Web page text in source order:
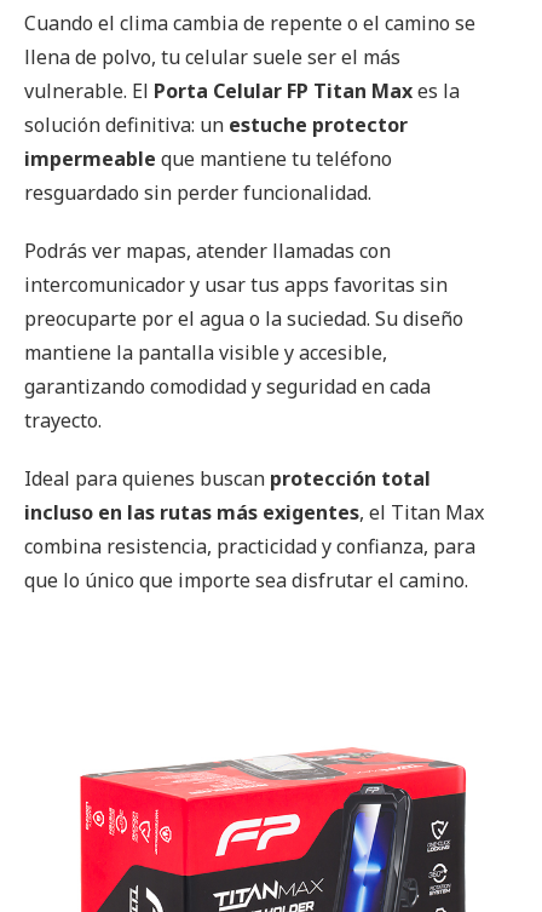
Cuando el clima cambia de repente o el camino se
llena de polvo, tu celular suele ser el más
vulnerable. El Porta Celular FP Titan Maxes la
solución definitiva: un estuche protector
impermeable que mantiene tu teléfono
resguardado sin perder funcionalidad.
Podrás ver mapas, atender llamadas con
intercomunicador y usar tus apps favoritas sin
preocuparte por el agua o la suciedad. Su diseño
mantiene la pantalla visible y accesible,
garantizando comodidad y seguridad en cada
trayecto.
Ideal para quienes buscan protección total
incluso en las rutas más exigentes, el Titan Max
combina resistencia, practicidad y confianza, para
que lo único que importe sea disfrutar el camino.